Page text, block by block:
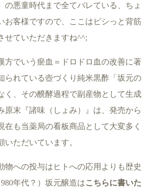
の悪童時代まで全てバレている、ちょ
お客様ですので、ここはピシっと背筋
せていただきますね^^;
方でいう瘀血＝ドロドロ血の改善に著
られている壺づくり純米黒酢「坂元の
く、その醗酵過程で副産物として生成
原末『諸味（しょみ）』は、発売から
在も当薬局の看板商品として大変多く
いただいています。
物への投与はヒトへの応用よりも歴史
年代？）坂元醸造はこちらに書いた